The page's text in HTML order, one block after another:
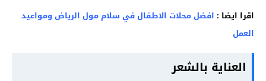
اقرا ايضا : افضل محلات الاطفال في سلام مول الرياض ومواعيد
العمل
العناية بالشعر